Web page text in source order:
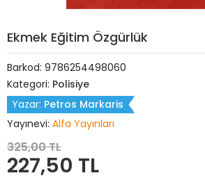
Ekmek Eğitim Özgürlük
Barkod: 9786254498060
Kategori: Polisiye
Yazar: Petros Markaris
Yayınevi: Alfa Yayınları
325,00 TL
227,50 TL